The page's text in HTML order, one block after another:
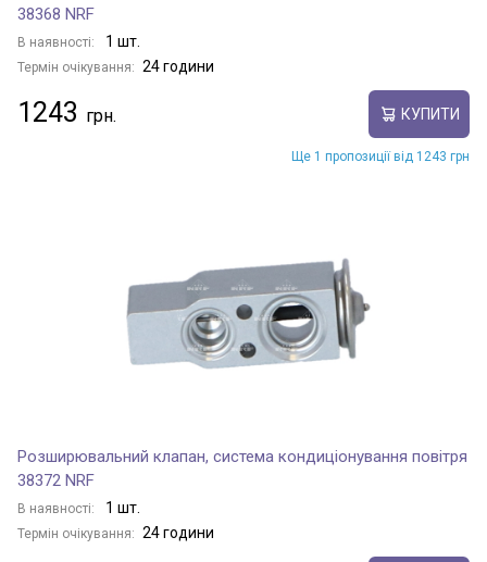
38368 NRF
В наявності: 1 шт.
Термін очікування: 24 години
1243 КУПИТИ
Ще 1 пропозиції від 1243 грн
Розширювальний клапан, система кондиціонування повітря
38372 NRF
В наявності: 1 шт.
Термін очікування: 24 години